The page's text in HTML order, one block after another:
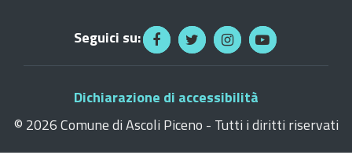
Seguici su:
Dichiarazione di accessibilità
© 2026 Comune di Ascoli Piceno - Tutti i diritti riservati